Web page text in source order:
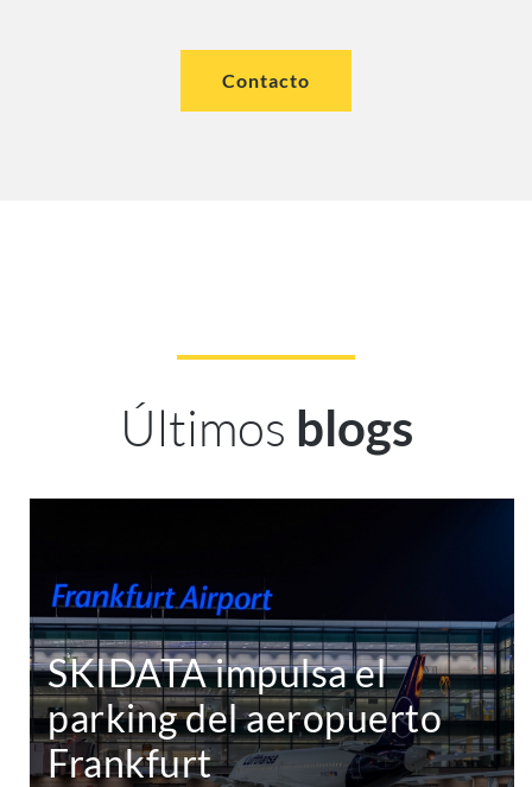
Contacto
Últimos blogs
SKIDATA impulsa el
parking del aeropuerto
Frankfurt